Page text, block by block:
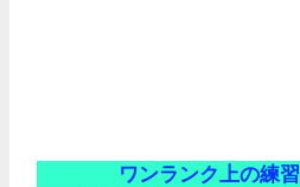
ワンランク上の練